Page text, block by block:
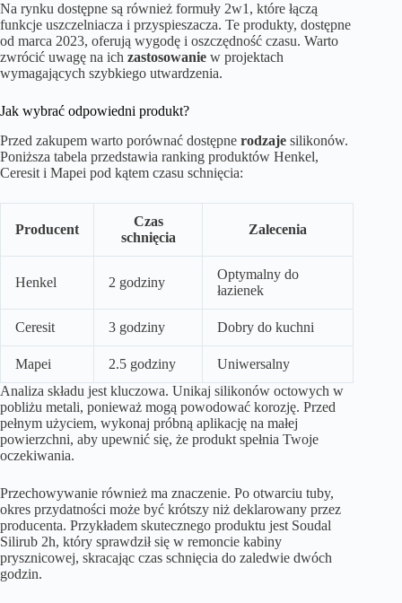
Na rynku dostępne są również formuły 2w1, które łączą
funkcje uszczelniacza i przyspieszacza. Te produkty, dostępne
od marca 2023, oferują wygodę i oszczędność czasu. Warto
zwrócić uwagę na ich zastosowanie w projektach
wymagających szybkiego utwardzenia.
Jak wybrać odpowiedni produkt?
Przed zakupem warto porównać dostępne rodzaje silikonów.
Poniższa tabela przedstawia ranking produktów Henkel,
Ceresit i Mapei pod kątem czasu schnięcia:
Producent
Czas
schnięcia
Zalecenia
Henkel 2 godziny
Optymalny do
łazienek
Ceresit 3 godziny Dobry do kuchni
Mapei 2.5 godziny
Uniwersalny
Analiza składu jest kluczowa. Unikaj silikonów octowych w
pobliżu metali, ponieważ mogą powodować korozję. Przed
pełnym użyciem, wykonaj próbną aplikację na małej
powierzchni, aby upewnić się, że produkt spełnia Twoje
oczekiwania.
Przechowywanie również ma znaczenie. Po otwarciu tuby,
okres przydatności może być krótszy niż deklarowany przez
producenta. Przykładem skutecznego produktu jest Soudal
Silirub 2h, który sprawdził się w remoncie kabiny
prysznicowej, skracając czas schnięcia do zaledwie dwóch
godzin.